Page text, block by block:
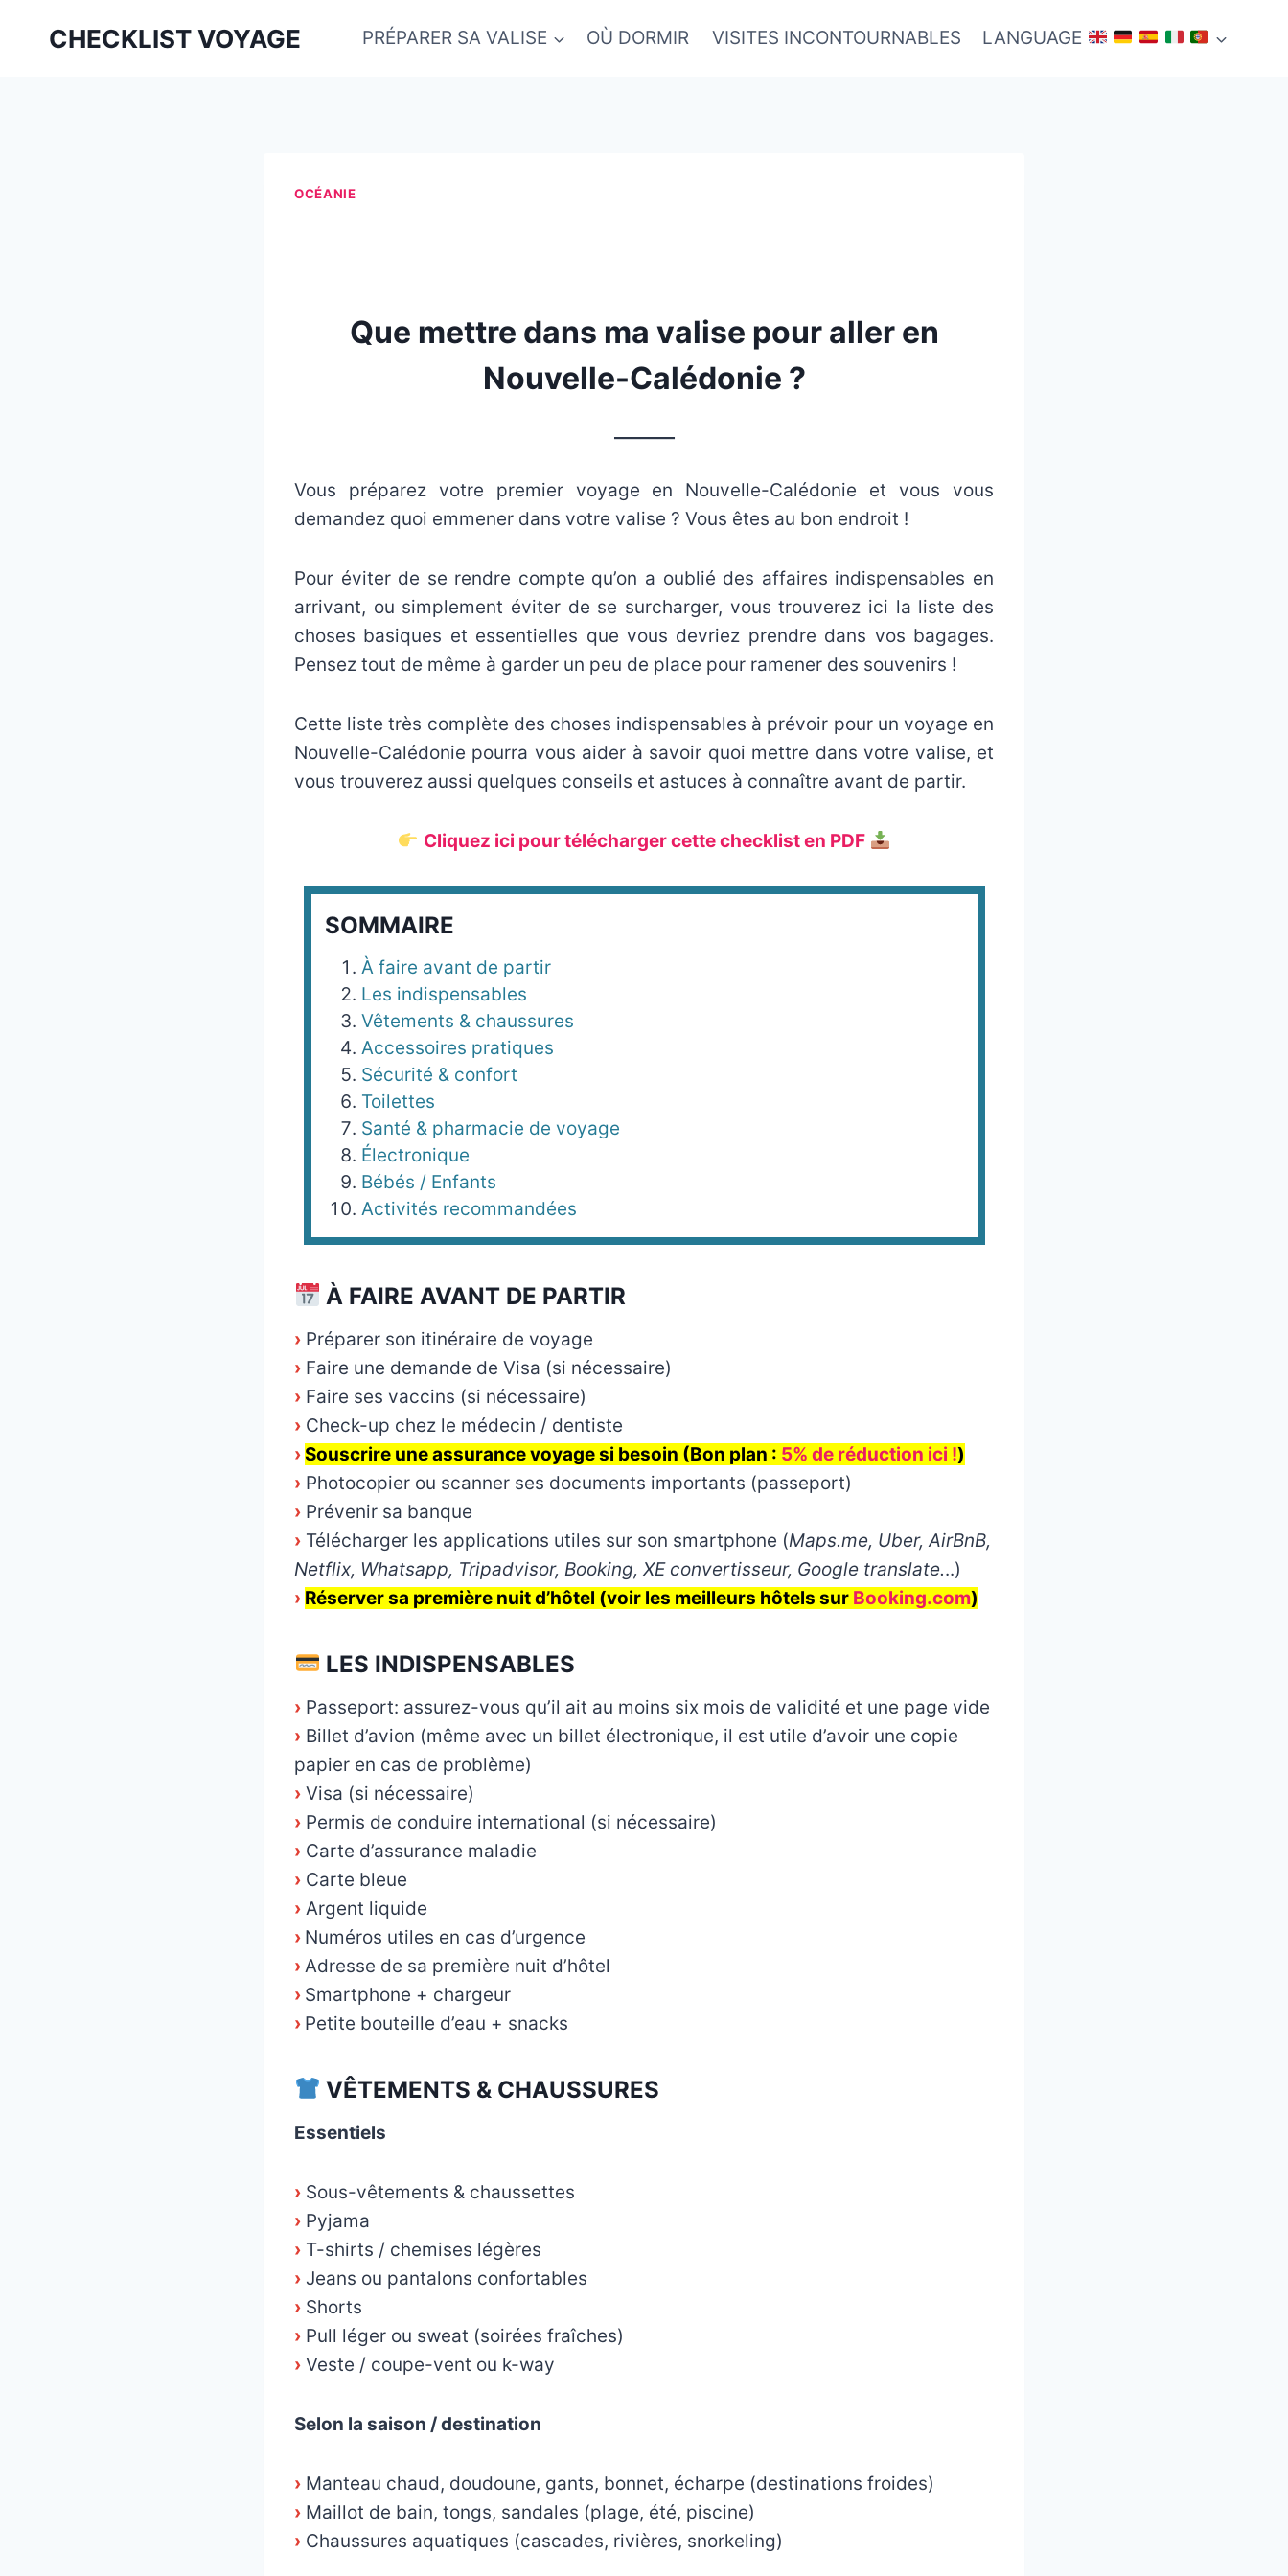
CHECKLIST VOYAGE PRÉPARER SA VALISE OÙ DORMIR VISITES INCONTOURNABLES LANGUAGE
OCÉANIE
Que mettre dans ma valise pour aller en
Nouvelle-Calédonie ?
Vous préparez votre premier voyage en Nouvelle-Calédonie et vous vous
demandez quoi emmener dans votre valise ? Vous êtes au bon endroit !
Pour éviter de se rendre compte qu’on a oublié des affaires indispensables en
arrivant, ou simplement éviter de se surcharger, vous trouverez ici la liste des
choses basiques et essentielles que vous devriez prendre dans vos bagages.
Pensez tout de même à garder un peu de place pour ramener des souvenirs !
Cette liste très complète des choses indispensables à prévoir pour un voyage en
Nouvelle-Calédonie pourra vous aider à savoir quoi mettre dans votre valise, et
vous trouverez aussi quelques conseils et astuces à connaître avant de partir.
Cliquez ici pour télécharger cette checklist en PDF
SOMMAIRE
À faire avant de partir
Les indispensables
Vêtements & chaussures
Accessoires pratiques
Sécurité & confort
Toilettes
Santé & pharmacie de voyage
Électronique
Bébés / Enfants
Activités recommandées
À FAIRE AVANT DE PARTIR
› Préparer son itinéraire de voyage
› Faire une demande de Visa (si nécessaire)
› Faire ses vaccins (si nécessaire)
› Check-up chez le médecin / dentiste
› Souscrire une assurance voyage si besoin (Bon plan : 5% de réduction ici !)
› Photocopier ou scanner ses documents importants (passeport)
› Prévenir sa banque
› Télécharger les applications utiles sur son smartphone (Maps.me, Uber, AirBnB,
Netflix, Whatsapp, Tripadvisor, Booking, XE convertisseur, Google translate...)
› Réserver sa première nuit d’hôtel (voir les meilleurs hôtels sur Booking.com)
LES INDISPENSABLES
› Passeport: assurez-vous qu’il ait au moins six mois de validité et une page vide
› Billet d’avion (même avec un billet électronique, il est utile d’avoir une copie
papier en cas de problème)
› Visa (si nécessaire)
› Permis de conduire international (si nécessaire)
› Carte d’assurance maladie
› Carte bleue
› Argent liquide
› Numéros utiles en cas d’urgence
› Adresse de sa première nuit d’hôtel
› Smartphone + chargeur
› Petite bouteille d’eau + snacks
VÊTEMENTS & CHAUSSURES
Essentiels
› Sous-vêtements & chaussettes
› Pyjama
› T-shirts / chemises légères
› Jeans ou pantalons confortables
› Shorts
› Pull léger ou sweat (soirées fraîches)
› Veste / coupe-vent ou k-way
Selon la saison / destination
› Manteau chaud, doudoune, gants, bonnet, écharpe (destinations froides)
› Maillot de bain, tongs, sandales (plage, été, piscine)
› Chaussures aquatiques (cascades, rivières, snorkeling)